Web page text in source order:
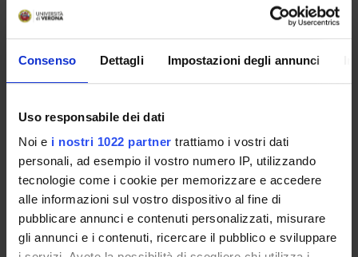
Consenso Dettagli Impostazioni degli annunci
Uso responsabile dei dati
Noi e i nostri 1022 partner trattiamo i vostri dati
personali, ad esempio il vostro numero IP, utilizzando
tecnologie come i cookie per memorizzare e accedere
alle informazioni sul vostro dispositivo al fine di
pubblicare annunci e contenuti personalizzati, misurare
gli annunci e i contenuti, ricercare il pubblico e sviluppare
Giuseppe Verlato
SECTIONS
Section of Epidemiology and Medical Statistics